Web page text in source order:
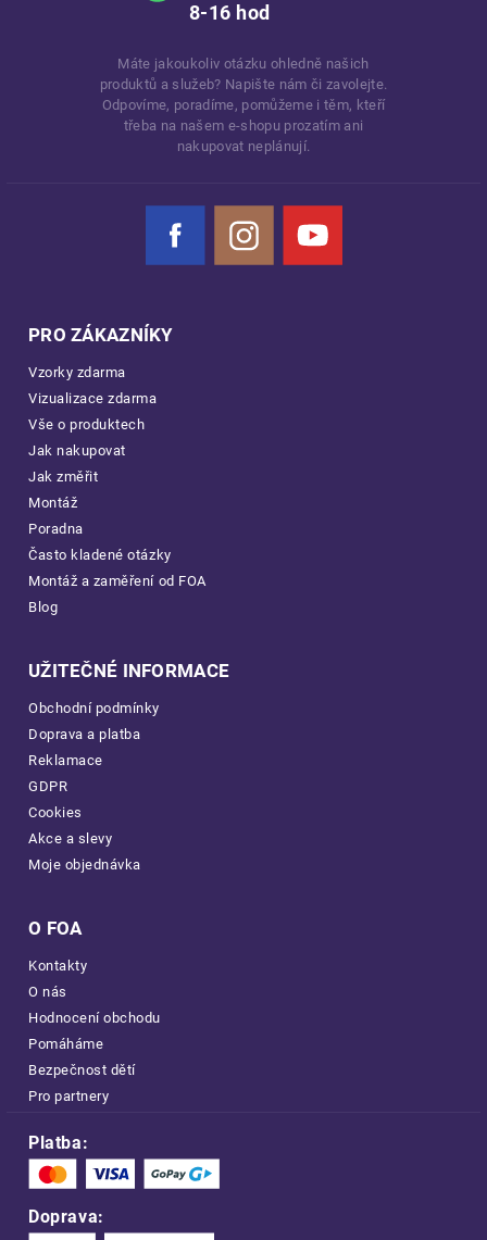
8-16 hod
Máte jakoukoliv otázku ohledně našich
produktů a služeb? Napište nám či zavolejte.
Odpovíme, poradíme, pomůžeme i těm, kteří
třeba na našem e-shopu prozatím ani
nakupovat neplánují.
Facebook Instagram YouTube
PRO ZÁKAZNÍKY
Vzorky zdarma
Vizualizace zdarma
Vše o produktech
Jak nakupovat
Jak změřit
Montáž
Poradna
Často kladené otázky
Montáž a zaměření od FOA
Blog
UŽITEČNÉ INFORMACE
Obchodní podmínky
Doprava a platba
Reklamace
GDPR
Cookies
Akce a slevy
Moje objednávka
O FOA
Kontakty
O nás
Hodnocení obchodu
Pomáháme
Bezpečnost dětí
Pro partnery
Platba:
Doprava: